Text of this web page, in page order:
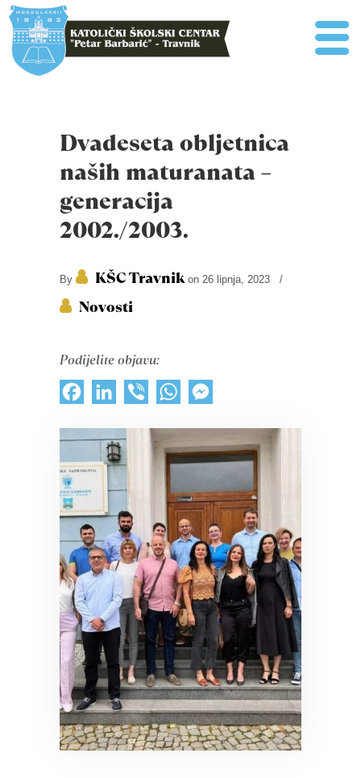
Dvadeseta obljetnica
naših maturanata –
generacija
2002./2003.
By KŠC Travnikon 26 lipnja, 2023 /
Novosti
Podijelite objavu:
FacebookLinkedInViber WhatsApp